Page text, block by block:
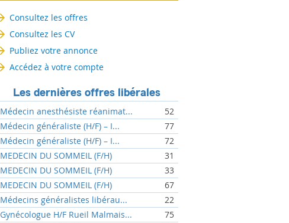
Consultez les offres
Consultez les CV
Publiez votre annonce
Accédez à votre compte
Les dernières offres libérales
Médecin anesthésiste réanimat...
52
Médecin généraliste (H/F) – I...
77
Médecin généraliste (H/F) – I...
72
MEDECIN DU SOMMEIL (F/H)
31
MEDECIN DU SOMMEIL (F/H)
33
MEDECIN DU SOMMEIL (F/H)
67
Médecins généralistes libérau...
22
Gynécologue H/F Rueil Malmais...
75